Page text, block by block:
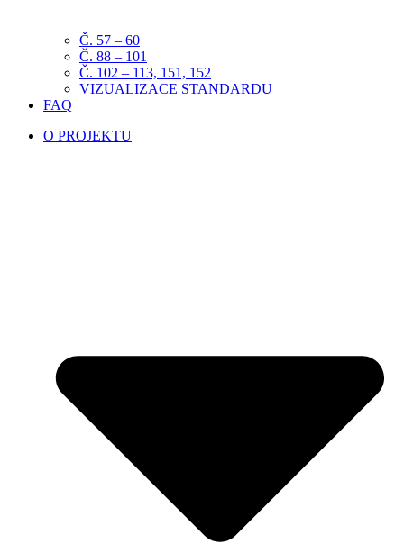
Č. 57 – 60
Č. 88 – 101
Č. 102 – 113, 151, 152
VIZUALIZACE STANDARDU
FAQ
O PROJEKTU